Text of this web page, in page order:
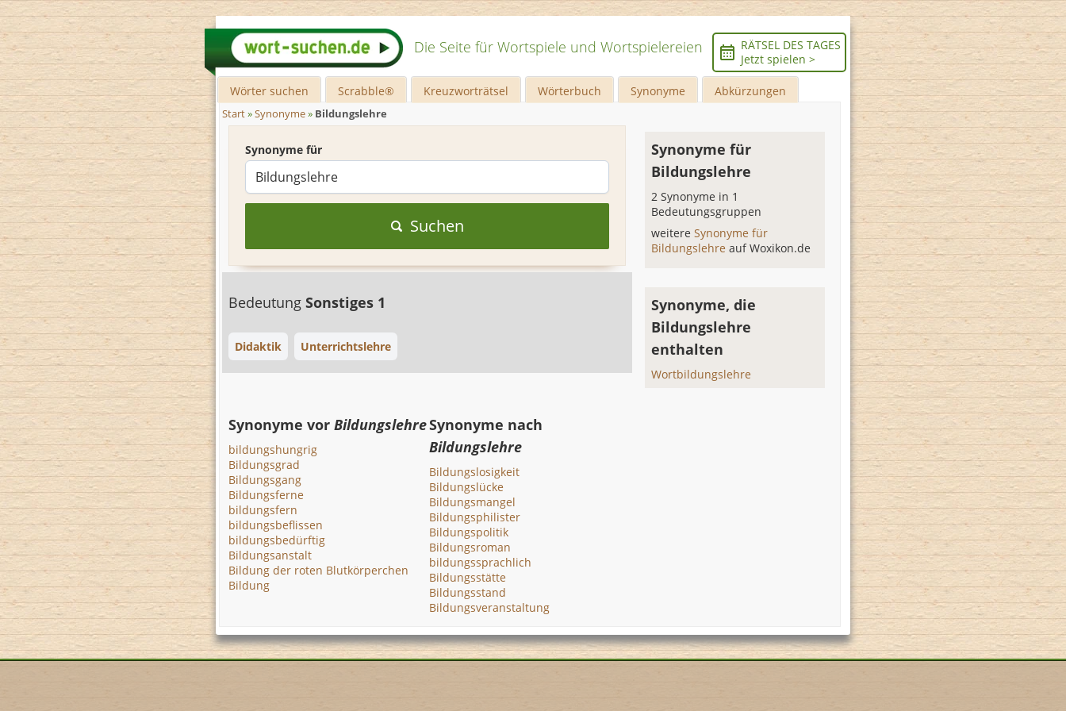
Die Seite für Wortspiele und Wortspielereien
RÄTSEL DES TAGES
Jetzt spielen >
Wörter suchen Scrabble® Kreuzworträtsel Wörterbuch Synonyme Abkürzungen
Start»Synonyme» Bildungslehre
Synonyme für
Suchen
Bedeutung Sonstiges 1
Didaktik Unterrichtslehre
Synonyme für
Bildungslehre
2 Synonyme in 1
Bedeutungsgruppen
weitereSynonyme für
Bildungslehreauf Woxikon.de
Synonyme, die
Bildungslehre
enthalten
Wortbildungslehre
Synonyme vor Bildungslehre
bildungshungrig
Bildungsgrad
Bildungsgang
Bildungsferne
bildungsfern
bildungsbeflissen
bildungsbedürftig
Bildungsanstalt
Bildung der roten Blutkörperchen
Bildung
Synonyme nach
Bildungslehre
Bildungslosigkeit
Bildungslücke
Bildungsmangel
Bildungsphilister
Bildungspolitik
Bildungsroman
bildungssprachlich
Bildungsstätte
Bildungsstand
Bildungsveranstaltung